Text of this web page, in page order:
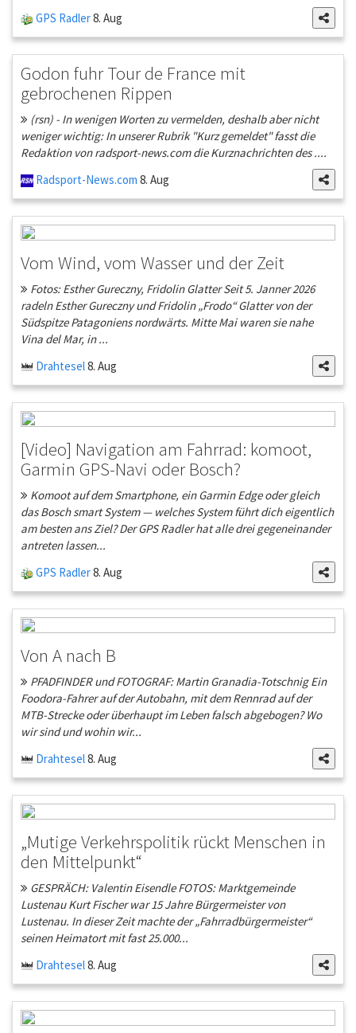
GPS Radler8. Aug
Godon fuhr Tour de France mit
gebrochenen Rippen
(rsn) - In wenigen Worten zu vermelden, deshalb aber nicht
weniger wichtig: In unserer Rubrik "Kurz gemeldet" fasst die
Redaktion von radsport-news.com die Kurznachrichten des ....
Radsport-News.com 8. Aug
Vom Wind, vom Wasser und der Zeit
Fotos: Esther Gureczny, Fridolin Glatter Seit 5. Janner 2026
radeln Esther Gureczny und Fridolin „Frodo“ Glatter von der
Südspitze Patagoniens nordwärts. Mitte Mai waren sie nahe
Vina del Mar, in ...
Drahtesel8. Aug
[Video] Navigation am Fahrrad: komoot,
Garmin GPS-Navi oder Bosch?
Komoot auf dem Smartphone, ein Garmin Edge oder gleich
das Bosch smart System — welches System führt dich eigentlich
am besten ans Ziel? Der GPS Radler hat alle drei gegeneinander
antreten lassen...
GPS Radler8. Aug
Von A nach B
PFADFINDER und FOTOGRAF: Martin Granadia-Totschnig Ein
Foodora-Fahrer auf der Autobahn, mit dem Rennrad auf der
MTB-Strecke oder überhaupt im Leben falsch abgebogen? Wo
wir sind und wohin wir...
Drahtesel8. Aug
„Mutige Verkehrspolitik rückt Menschen in
den Mittelpunkt“
GESPRÄCH: Valentin Eisendle FOTOS: Marktgemeinde
Lustenau Kurt Fischer war 15 Jahre Bürgermeister von
Lustenau. In dieser Zeit machte der „Fahrradbürgermeister“
seinen Heimatort mit fast 25.000...
Drahtesel8. Aug